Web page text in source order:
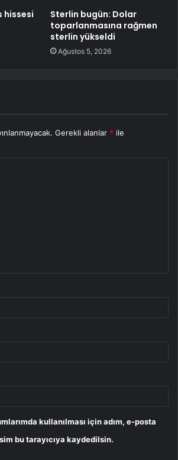
hissesi
Sterlin bugün: Dolar
toparlanmasına rağmen
sterlin yükseldi
Ağustos 5, 2026
Gerekli alanlar * ile
kullanılması için adım, e-posta
bu tarayıcıya kaydedilsin.